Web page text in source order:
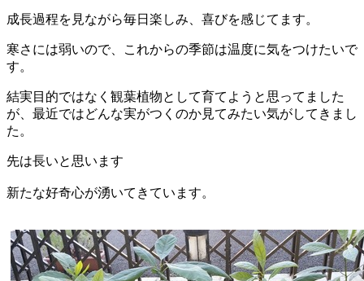
成長過程を見ながら毎日楽しみ、喜びを感じてます。
寒さには弱いので、これからの季節は温度に気をつけたいで
す。
結実目的ではなく観葉植物として育てようと思ってました
が、最近ではどんな実がつくのか見てみたい気がしてきまし
た。
先は長いと思います
新たな好奇心が湧いてきています。